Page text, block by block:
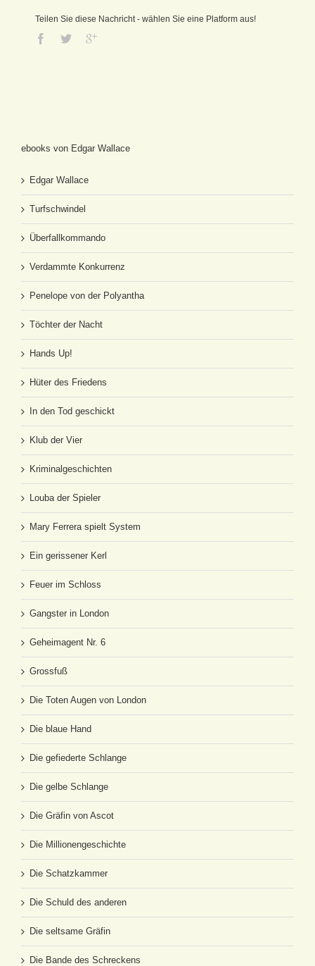
Teilen Sie diese Nachricht - wählen Sie eine Platform aus!
ebooks von Edgar Wallace
Edgar Wallace
Turfschwindel
Überfallkommando
Verdammte Konkurrenz
Penelope von der Polyantha
Töchter der Nacht
Hands Up!
Hüter des Friedens
In den Tod geschickt
Klub der Vier
Kriminalgeschichten
Louba der Spieler
Mary Ferrera spielt System
Ein gerissener Kerl
Feuer im Schloss
Gangster in London
Geheimagent Nr. 6
Grossfuß
Die Toten Augen von London
Die blaue Hand
Die gefiederte Schlange
Die gelbe Schlange
Die Gräfin von Ascot
Die Millionengeschichte
Die Schatzkammer
Die Schuld des anderen
Die seltsame Gräfin
Die Bande des Schreckens